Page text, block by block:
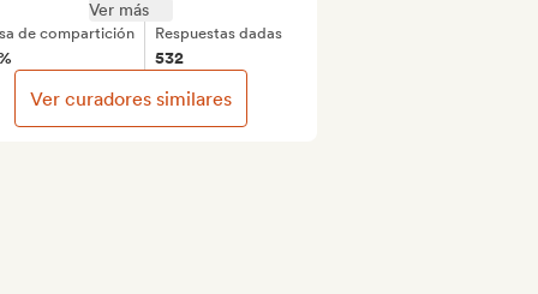
Ver más
de compartición Respuestas dadas
532
Ver curadores similares